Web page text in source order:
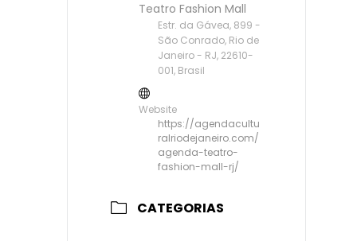
Teatro Fashion Mall
Estr. da Gávea, 899 -
São Conrado, Rio de
Janeiro - RJ, 22610-
001, Brasil
Website
https://agendacultu
ralriodejaneiro.com/
agenda-teatro-
fashion-mall-rj/
CATEGORIAS